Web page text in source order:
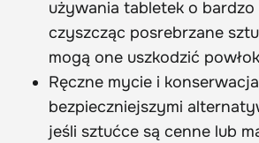
używania tabletek o bardzo
czyszcząc posrebrzane
mogą one uszkodzić
Ręczne mycie i
bezpieczniejszymi
jeśli sztućce są cenne lub